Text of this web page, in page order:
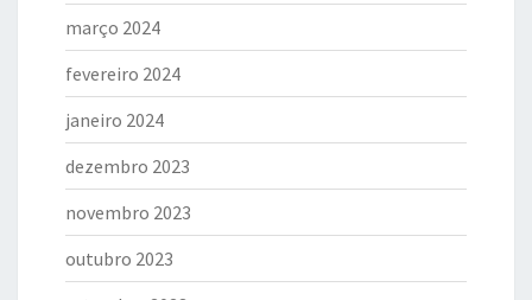
março 2024
fevereiro 2024
janeiro 2024
dezembro 2023
novembro 2023
outubro 2023